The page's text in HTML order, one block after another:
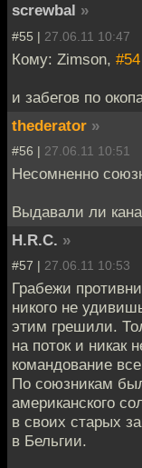
screwbal »
#55 | 27.06.11 10:47
Кому: Zimson, #54
и забегов по
thederator »
#56 | 27.06.11 10:51
Несомненно
Выдавали ли
H.R.C. »
#57 | 27.06.11 10:53
Грабежи
никого не
этим грешили.
на поток и никак
командование
По союзникам
американского
в своих старых
в Бельгии.